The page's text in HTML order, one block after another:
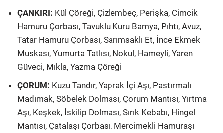
ÇANKIRI: Kül Çöreği, Çizlembeç, Perişka, Cimcik
Hamuru Çorbası, Tavuklu Kuru Bamya, Pıhtı, Avuz,
Tatar Hamuru Çorbası, Sarımsaklı Et, İnce Ekmek
Muskası, Yumurta Tatlısı, Nokul, Hameyli, Yaren
Güveci, Mıkla, Yazma Çöreği
ÇORUM: Kuzu Tandır, Yaprak İçi Aşı, Pastırmalı
Madımak, Söbelek Dolması, Çorum Mantısı, Yırtma
Aşı, Keşkek, İskilip Dolması, Sırık Kebabı, Hingel
Mantısı, Çatalaşı Çorbası, Mercimekli Hamuraşı